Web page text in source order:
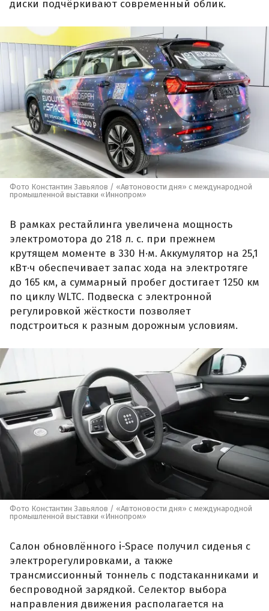
диски подчёркивают современный облик.
Фото Константин Завьялов / «Автоновости дня» с международной
промышленной выставки «Иннопром»
В рамках рестайлинга увеличена мощность
электромотора до 218 л. с. при прежнем
крутящем моменте в 330 Н·м. Аккумулятор на 25,1
кВт·ч обеспечивает запас хода на электротяге
до 165 км, а суммарный пробег достигает 1250 км
по циклу WLTC. Подвеска с электронной
регулировкой жёсткости позволяет
подстроиться к разным дорожным условиям.
Фото Константин Завьялов / «Автоновости дня» с международной
промышленной выставки «Иннопром»
Салон обновлённого i-Space получил сиденья с
электрорегулировками, а также
трансмиссионный тоннель с подстаканниками и
беспроводной зарядкой. Селектор выбора
направления движения располагается на